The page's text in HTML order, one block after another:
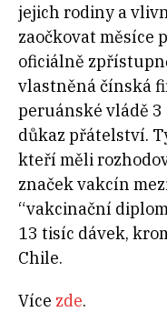
jejich rodiny a
zaočkovat měsíce
oficiálně
vlastněná čínská
peruánské vládě
důkaz přátelství.
kteří měli
značek vakcín
“vakcinační
13 tisíc dávek,
Chile.
Více zde.